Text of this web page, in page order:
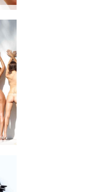
Аля рисува Кокси и Теа